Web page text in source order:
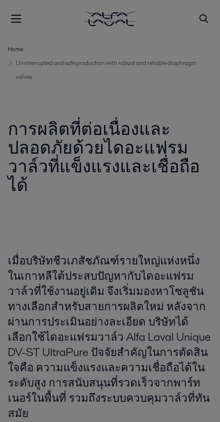
Home
Uninterrupted and safe production with robust and reliable diaphragm
valves
การผลิตที่ต่อเนื่องและ
ปลอดภัยด้วยไดอะแฟรม
วาล์วที่แข็งแรงและเชื่อถือ
ได้
เมื่อบริษัทชีวเภสัชภัณฑ์รายใหญ่แห่งหนึ่ง
ในเกาหลีใต้ประสบปัญหากับไดอะแฟรม
วาล์วที่ใช้งานอยู่เดิม จึงเริ่มมองหาโซลูชัน
ทางเลือกสำหรับสายการผลิตใหม่ หลังจาก
ผ่านการประเมินอย่างละเอียด บริษัทได้
เลือกใช้ไดอะแฟรมวาล์ว Alfa Laval Unique
DV-ST UltraPure ปัจจัยสำคัญในการตัดสิน
ใจคือ ความแข็งแรงและความเชื่อถือได้ใน
ระดับสูง การสนับสนุนที่รวดเร็วจากพาร์ท
เนอร์ในพื้นที่ รวมถึงระบบควบคุมวาล์วที่ทัน
สมัย